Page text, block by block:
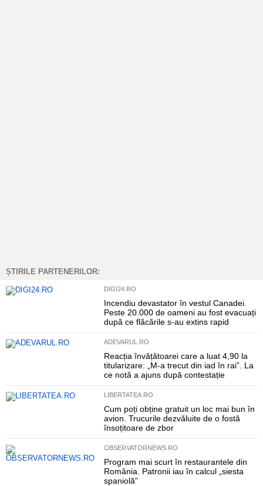
ȘTIRILE PARTENERILOR:
DIGI24.RO
Incendiu devastator în vestul Canadei.
Peste 20.000 de oameni au fost evacuați
după ce flăcările s-au extins rapid
ADEVARUL.RO
Reacția învățătoarei care a luat 4,90 la
titularizare: „M-a trecut din iad în rai”. La
ce notă a ajuns după contestație
LIBERTATEA.RO
Cum poți obține gratuit un loc mai bun în
avion. Trucurile dezvăluite de o fostă
însoțitoare de zbor
OBSERVATORNEWS.RO
Program mai scurt în restaurantele din
România. Patronii iau în calcul „siesta
spaniolă”